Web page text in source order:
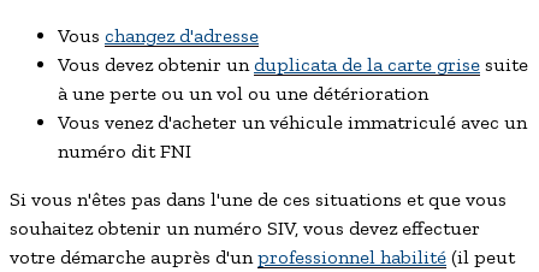
Vous changez d'adresse
Vous devez obtenir unduplicata de la carte grise suite
à une perte ou un vol ou une détérioration
Vous venez d'acheter un véhicule immatriculé avec un
numéro ditFNI
Si vous n'êtes pas dans l'une de ces situations et que vous
souhaitez obtenir un numéro SIV, vous devez effectuer
votre démarche auprès d'unprofessionnel habilité (il peut